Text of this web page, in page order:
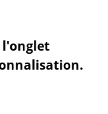
l'onglet